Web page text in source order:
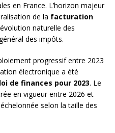
en France. L’horizon majeur
de la facturation
naturelle des
des impôts.
progressif entre 2023
électronique a été
de finances pour 2023. Le
en vigueur entre 2026 et
selon la taille des